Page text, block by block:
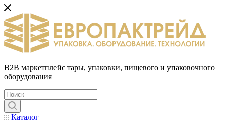
B2B маркетплейс тары, упаковки, пищевого и упаковочного
оборудования
Каталог